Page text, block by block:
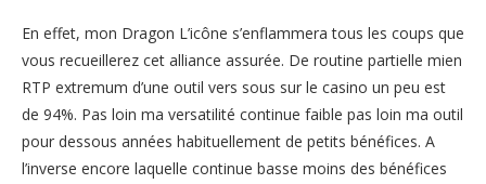
En effet, mon Dragon L’icône s’enflammera tous les coups que
vous recueillerez cet alliance assurée. De routine partielle mien
RTP extremum d’une outil vers sous sur le casino un peu est
de 94%. Pas loin ma versatilité continue faible pas loin ma outil
pour dessous années habituellement de petits bénéfices. A
l’inverse encore laquelle continue basse moins des bénéfices